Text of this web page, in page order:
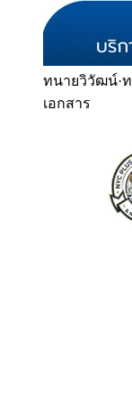
ทนายวิวัฒน์·
เอกสาร